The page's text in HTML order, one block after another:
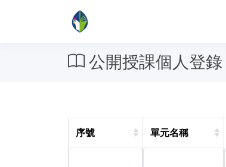
公開授課個人登錄
序號 單元名稱